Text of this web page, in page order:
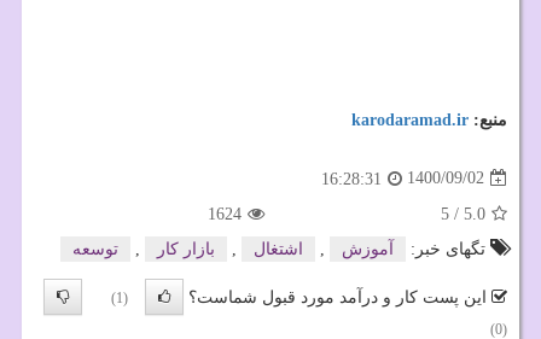
منبع: karodaramad.ir
1400/09/02
16:28:31
5.0
/
5
1624
تگهای خبر:
آموزش , اشتغال , بازار كار , توسعه
این پست کار و درآمد مورد قبول شماست؟
(1)
(0)